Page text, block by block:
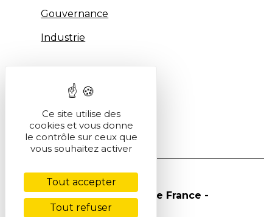
Gouvernance
Industrie
© Société Chimique de France -
2026
Ce site utilise des
cookies et vous donne
le contrôle sur ceux que
vous souhaitez activer
Tout accepter
Tout refuser